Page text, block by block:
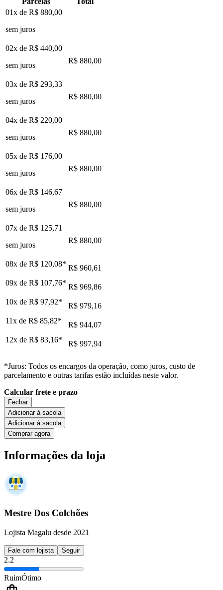
01x de R$ 880,00
sem juros
02x de R$ 440,00
sem juros
R$ 880,00
03x de R$ 293,33
sem juros
R$ 880,00
04x de R$ 220,00
sem juros
R$ 880,00
05x de R$ 176,00
sem juros
R$ 880,00
06x de R$ 146,67
sem juros
R$ 880,00
07x de R$ 125,71
sem juros
R$ 880,00
08x de R$ 120,08* R$ 960,61
09x de R$ 107,76* R$ 969,86
10x de R$ 97,92*
R$ 979,16
11x de R$ 85,82*
R$ 944,07
12x de R$ 83,16* R$ 997,94
*Juros: Todos os encargos da operação, como juros, custo de
parcelamento e outras tarifas estão incluídas neste valor.
Calcular frete e prazo
Fechar
Adicionar à sacola
Adicionar à sacola
Comprar agora
Informações da loja
Mestre Dos Colchões
Lojista Magalu desde 2021
Fale com lojista Seguir
2.2
RuimÓtimo